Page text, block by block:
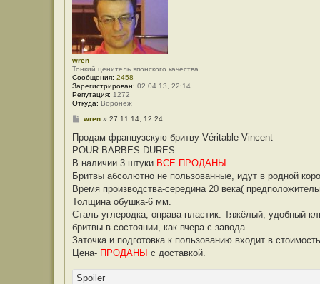
wren
Тонкий ценитель японского качества
Сообщения: 2458
Зарегистрирован: 02.04.13, 22:14
Репутация: 1272
Откуда: Воронеж
С
о
щ
е
и
е
wren» 27.11.14, 12:24
Продам французскую бритву Véritable Vincent
POUR BARBES DURES.
В наличии 3 штуки. ВСЕ ПРОДАНЫ
Бритвы абсолютно не пользованные, идут в родной
Время производства-середина 20 века(
Толщина обушка-6 мм.
Сталь углеродка, оправа-пластик. Тяжёлый, удобный
бритвы в состоянии, как вчера с завода.
Заточка и подготовка к пользованию входит в
Цена- ПРОДАНЫ с доставкой.
Spoiler